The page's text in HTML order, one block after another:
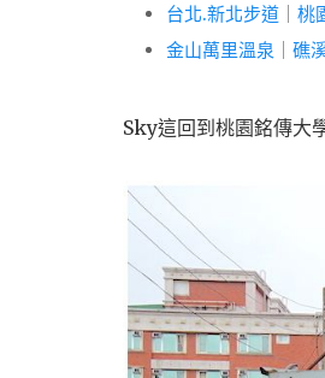
台北.新北步道
桃
金山萬里溫泉
礁
Sky這回到桃園銘傳大